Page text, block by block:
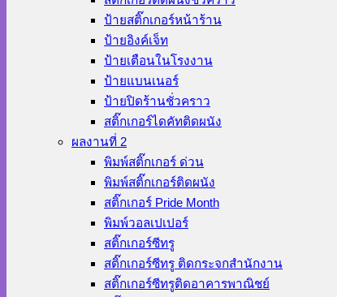
ป้ายสติ๊กเกอร์หน้าร้าน
ป้ายอิงค์เจ็ท
ป้ายเตือนในโรงงาน
ป้ายแบนเนอร์
ป้ายปิดร้านชั่วคราว
สติ๊กเกอร์ไดคัทติดผนัง
ผลงานที่ 2
พิมพ์สติ๊กเกอร์ ด่วน
พิมพ์สติ๊กเกอร์ติดผนัง
สติ๊กเกอร์ Pride Month
พิมพ์วอลเปเปอร์
สติ๊กเกอร์ซีทรู
สติ๊กเกอร์ซีทรู ติดกระจกสำนักงาน
สติ๊กเกอร์ซีทรูติดอาคารพาณิชย์